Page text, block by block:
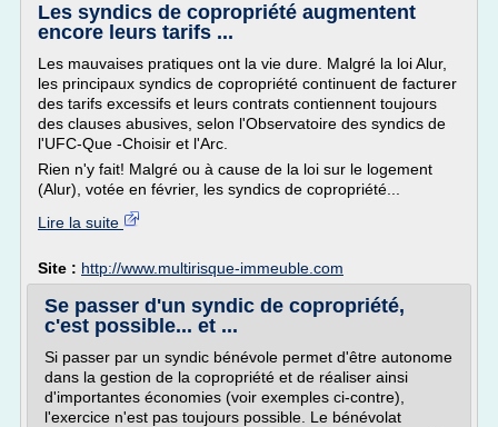
Les syndics de copropriété augmentent
encore leurs tarifs ...
Les mauvaises pratiques ont la vie dure. Malgré la loi Alur,
les principaux syndics de copropriété continuent de facturer
des tarifs excessifs et leurs contrats contiennent toujours
des clauses abusives, selon l'Observatoire des syndics de
l'UFC-Que -Choisir et l'Arc.
Rien n'y fait! Malgré ou à cause de la loi sur le logement
(Alur), votée en février, les syndics de copropriété...
Lire la suite
Site : http://www.multirisque-immeuble.com
Se passer d'un syndic de copropriété,
c'est possible... et ...
Si passer par un syndic bénévole permet d'être autonome
dans la gestion de la copropriété et de réaliser ainsi
d'importantes économies (voir exemples ci-contre),
l'exercice n'est pas toujours possible. Le bénévolat